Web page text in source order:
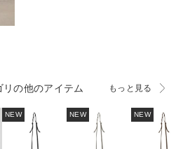
リの他のアイテム もっと見る
NEW NEW NEW